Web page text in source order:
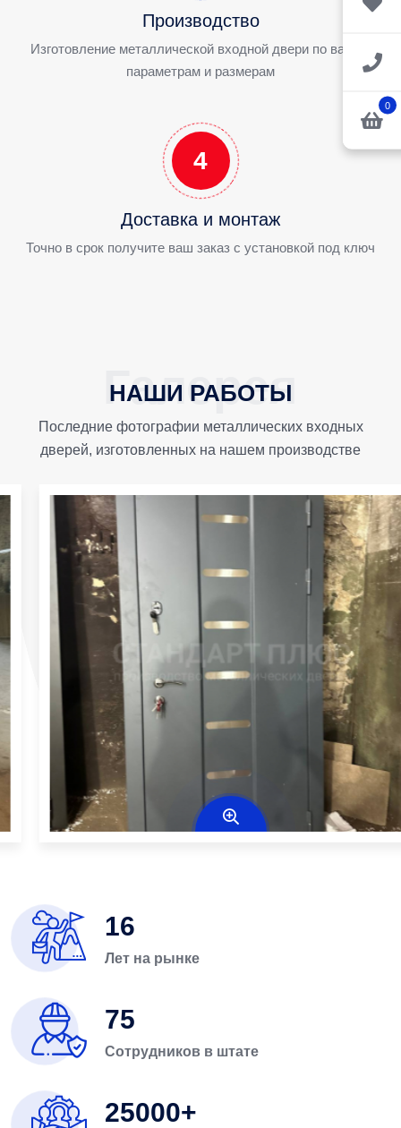
0
Производство
Изготовление металлической входной двери по вашим
параметрам и размерам
4
Доставка и монтаж
Точно в срок получите ваш заказ с установкой под ключ
НАШИ РАБОТЫ
Последние фотографии металлических входных
дверей, изготовленных на нашем производстве
16
Лет на рынке
75
Сотрудников в штате
25000